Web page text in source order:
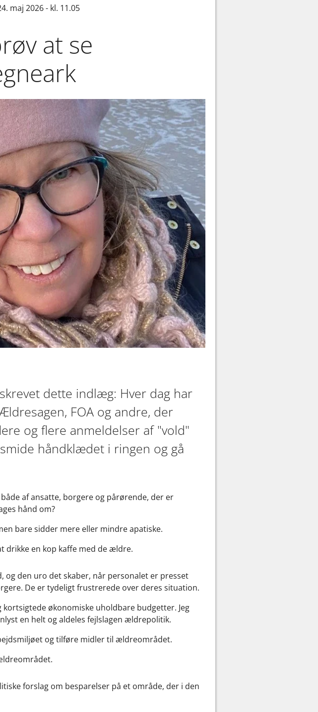
maj 2026 - kl. 11.05
at se
dette indlæg: Hver dag har
FOA og andre, der
og flere anmeldelser af "vold"
håndklædet i ringen og gå
af ansatte, borgere og pårørende, der er
hånd om?
bare sidder mere eller mindre apatiske.
drikke en kop kaffe med de ældre.
og den uro det skaber, når personalet er presset
De er tydeligt frustrerede over deres situation.
økonomiske uholdbare budgetter. Jeg
en helt og aldeles fejlslagen ældrepolitik.
og tilføre midler til ældreområdet.
forslag om besparelser på et område, der i den